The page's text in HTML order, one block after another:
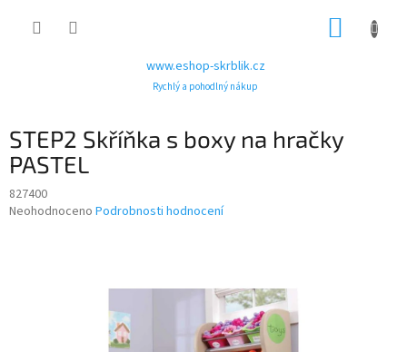
www.eshop-skrblik.cz
Rychlý a pohodlný nákup
STEP2 Skříňka s boxy na hračky
PASTEL
827400
Průměrné
Neohodnoceno Podrobnosti hodnocení